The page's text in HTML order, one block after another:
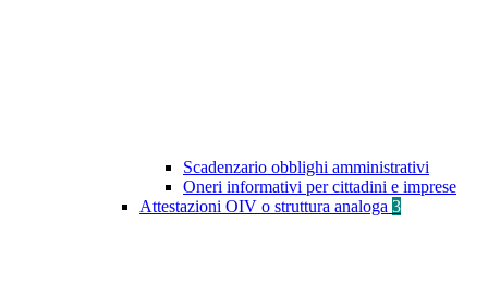
Scadenzario obblighi amministrativi
Oneri informativi per cittadini e imprese
Attestazioni OIV o struttura analoga 3